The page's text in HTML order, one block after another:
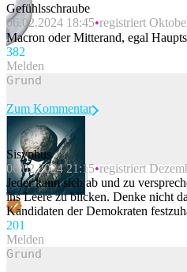
Gefühlsschraube
06.02.2024 18:45 registriert
Macron oder Mitterand, egal
382
Melden
Beitrag melden
Zum Kommentar
Sisyphus
06.02.2024 21:15 registriert
Jeder kann sich ab und zu
ins Leere zu blicken. Denke nicht
Kandidaten der Demokraten
201
Melden